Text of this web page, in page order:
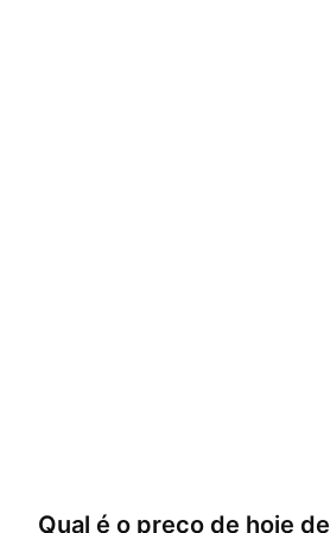
Qual é o preço de hoje de